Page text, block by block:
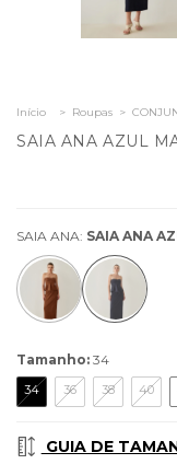
Início > Roupas >
SAIA ANA AZUL
SAIA ANA: SAIA ANA
Tamanho: 34
34 36 38 40
GUIA DE